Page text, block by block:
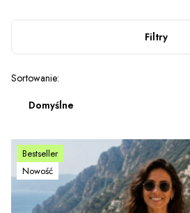
Filtry
Lista produktów
Sortowanie:
Domyślne
Bestseller
Nowość